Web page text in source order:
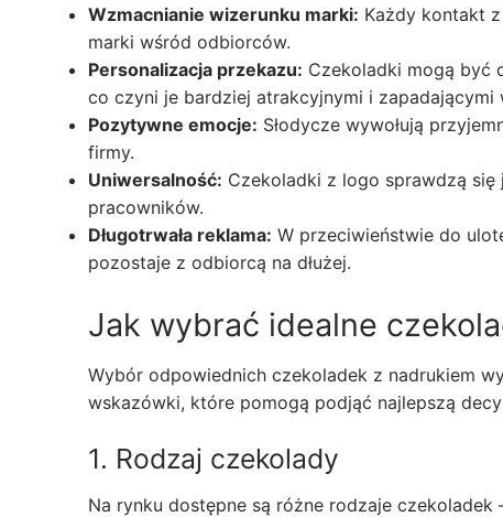
Wzmacnianie wizerunku marki: Każdy kontakt
marki wśród odbiorców.
Personalizacja przekazu: Czekoladki mogą być
co czyni je bardziej atrakcyjnymi i zapadającymi
Pozytywne emocje: Słodycze wywołują
firmy.
Uniwersalność: Czekoladki z logo sprawdzą
pracowników.
Długotrwała reklama: W przeciwieństwie do
pozostaje z odbiorcą na dłużej.
Jak wybrać idealne
Wybór odpowiednich czekoladek z nadrukiem
wskazówki, które pomogą podjąć najlepszą
1. Rodzaj czekolady
Na rynku dostępne są różne rodzaje